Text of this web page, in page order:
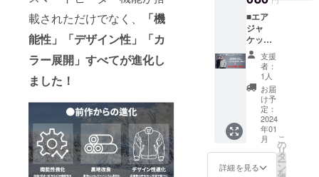
載されただけでなく、
「機
能性」「デザイン性」「カ
ラー展開」 すべてが進化し
ました！
にお届けい
たします。
応援を宜し
くお願い致
します。
上、以
上の注
意点に
つきま
して予
め御理
解ご了
承をい
ただい
た上、
応援く
ださい
ますよ
う、よ
ろしく
ます。
※価格は
消費税
込みで
す。 ※
配送時
期：
2024年
1月予定
です。
支援の
性質
上、以
上の注
意点に
■エア
ジャ
ケット
(ヒー
ター機
能な
し)×1着
［一般
販売予
定価格
46,800
円(税込)
の40%
オ
支援
者：
1人
お届
け予
定：
2024
年01
月
詳細を見る
こ
の
リ
タ
ー
ン
を